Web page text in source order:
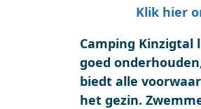
Klik hier
Camping Kinzigtal
goed
biedt alle
het gezin.